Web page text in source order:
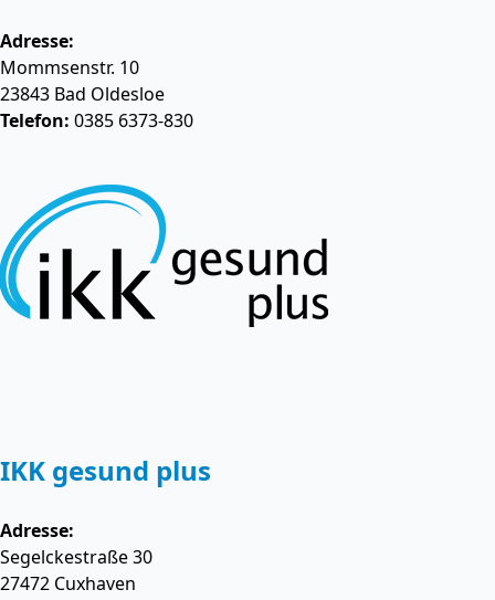
Adresse:
Mommsenstr. 10
23843 Bad Oldesloe
Telefon: 0385 6373-830
IKK gesund plus
Adresse:
Segelckestraße 30
27472 Cuxhaven